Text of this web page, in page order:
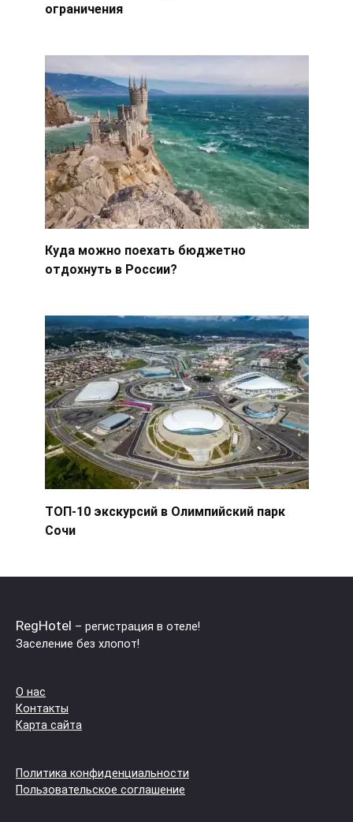
ограничения
Куда можно поехать бюджетно
отдохнуть в России?
ТОП-10 экскурсий в Олимпийский парк
Сочи
RegHotel – регистрация в отеле!
Заселение без хлопот!
О нас
Контакты
Карта сайта
Политика конфиденциальности
Пользовательское соглашение